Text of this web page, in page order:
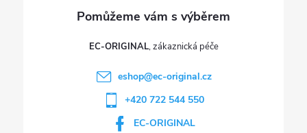
EC-ORIGINAL
eshop@ec-original.cz
+420 722 544 550
EC-ORIGINAL